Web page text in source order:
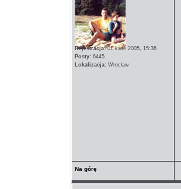
Rejestracja: 01 kwie 2005, 15:36
Posty: 6445
Lokalizacja: Wrocław
Na górę